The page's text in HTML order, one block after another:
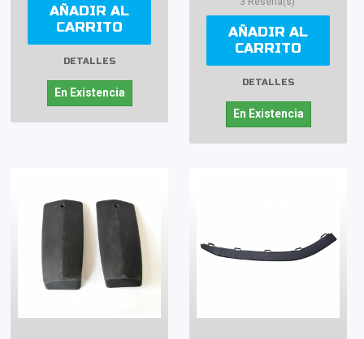
AÑADIR AL
CARRITO
DETALLES
En Existencia
AÑADIR AL
CARRITO
DETALLES
En Existencia